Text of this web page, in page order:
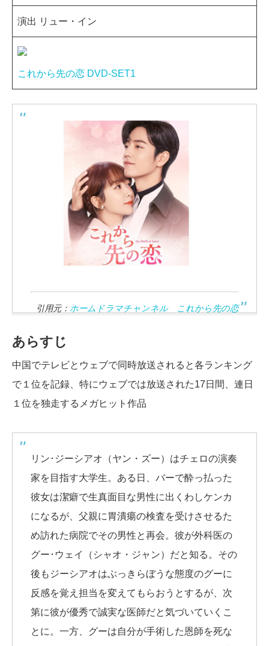
演出 リュー・イン
これから先の恋 DVD-SET1
引用元： ホームドラマチャンネル これから先の恋
あらすじ
中国でテレビとウェブで同時放送されると各ランキング
で１位を記録、特にウェブでは放送された17日間、連日
１位を独走するメガヒット作品
リン･ジーシアオ（ヤン・ズー）はチェロの演奏
家を目指す大学生。ある日、バーで酔っ払った
彼女は潔癖で生真面目な男性に出くわしケンカ
になるが、父親に胃潰瘍の検査を受けさせるた
め訪れた病院でその男性と再会。彼が外科医の
グー･ウェイ（シャオ・ジャン）だと知る。その
後もジーシアオはぶっきらぼうな態度のグーに
反感を覚え担当を変えてもらおうとするが、次
第に彼が優秀で誠実な医師だと気づいていくこ
とに。一方、グーは自分が手術した恩師を死な